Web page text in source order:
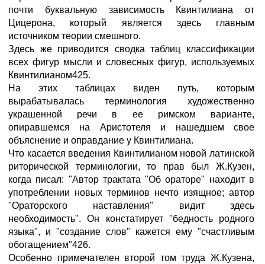
почти буквальную зависимость Квинтилиана от
Цицерона, который является здесь главным
источником теории смешного.
Здесь же приводится сводка таблиц классификации
всех фигур мысли и словесных фигур, используемых
Квинтилианом425.
На этих таблицах виден путь, которым
вырабатывалась терминология художественно
украшенной речи в ее римском варианте,
опиравшемся на Аристотеля и нашедшем свое
объяснение и оправдание у Квинтилиана.
Что касается введения Квинтилианом новой латинской
риторической терминологии, то прав был Ж.Кузен,
когда писал: "Автор трактата "Об ораторе" находит в
употреблении новых терминов нечто изящное; автор
"Ораторского наставления" видит здесь
необходимость". Он констатирует "бедность родного
языка", и "создание слов" кажется ему "счастливым
обогащением"426.
Особенно примечателен второй том труда Ж.Кузена,